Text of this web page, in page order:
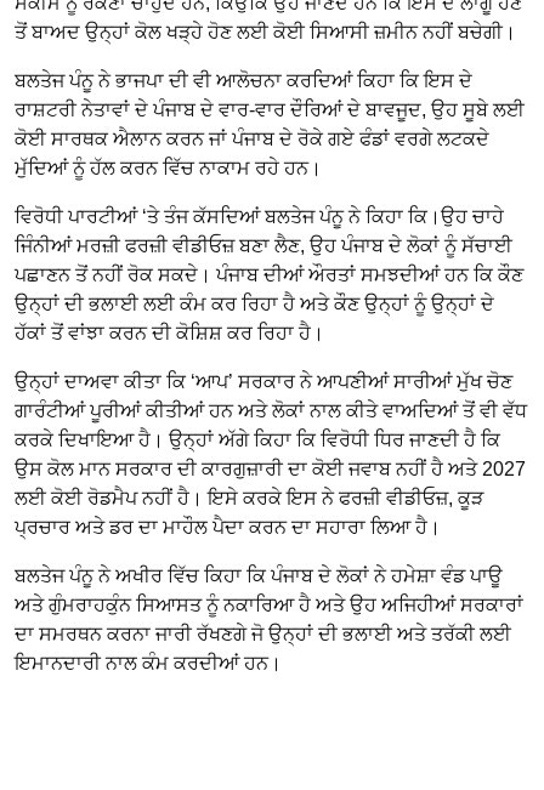
ਤੋਂ ਬਾਅਦ ਉਨ੍ਹਾਂ ਕੋਲ ਖੜ੍ਹੇ ਹੋਣ ਲਈ ਕੋਈ ਸਿਆਸੀ ਜ਼ਮੀਨ ਨਹੀਂ ਬਚੇਗੀ।
ਬਲਤੇਜ ਪੰਨੂ ਨੇ ਭਾਜਪਾ ਦੀ ਵੀ ਆਲੋਚਨਾ ਕਰਦਿਆਂ ਕਿਹਾ ਕਿ ਇਸ ਦੇ
ਰਾਸ਼ਟਰੀ ਨੇਤਾਵਾਂ ਦੇ ਪੰਜਾਬ ਦੇ ਵਾਰ-ਵਾਰ ਦੌਰਿਆਂ ਦੇ ਬਾਵਜੂਦ, ਉਹ ਸੂਬੇ ਲਈ
ਕੋਈ ਸਾਰਥਕ ਐਲਾਨ ਕਰਨ ਜਾਂ ਪੰਜਾਬ ਦੇ ਰੋਕੇ ਗਏ ਫੰਡਾਂ ਵਰਗੇ ਲਟਕਦੇ
ਮੁੱਦਿਆਂ ਨੂੰ ਹੱਲ ਕਰਨ ਵਿੱਚ ਨਾਕਾਮ ਰਹੇ ਹਨ।
ਵਿਰੋਧੀ ਪਾਰਟੀਆਂ ‘ਤੇ ਤੰਜ ਕੱਸਦਿਆਂ ਬਲਤੇਜ ਪੰਨੂ ਨੇ ਕਿਹਾ ਕਿ।ਉਹ ਚਾਹੇ
ਜਿੰਨੀਆਂ ਮਰਜ਼ੀ ਫਰਜ਼ੀ ਵੀਡੀਓਜ਼ ਬਣਾ ਲੈਣ, ਉਹ ਪੰਜਾਬ ਦੇ ਲੋਕਾਂ ਨੂੰ ਸੱਚਾਈ
ਪਛਾਣਨ ਤੋਂ ਨਹੀਂ ਰੋਕ ਸਕਦੇ। ਪੰਜਾਬ ਦੀਆਂ ਔਰਤਾਂ ਸਮਝਦੀਆਂ ਹਨ ਕਿ ਕੌਣ
ਉਨ੍ਹਾਂ ਦੀ ਭਲਾਈ ਲਈ ਕੰਮ ਕਰ ਰਿਹਾ ਹੈ ਅਤੇ ਕੌਣ ਉਨ੍ਹਾਂ ਨੂੰ ਉਨ੍ਹਾਂ ਦੇ
ਹੱਕਾਂ ਤੋਂ ਵਾਂਝਾ ਕਰਨ ਦੀ ਕੋਸ਼ਿਸ਼ ਕਰ ਰਿਹਾ ਹੈ।
ਉਨ੍ਹਾਂ ਦਾਅਵਾ ਕੀਤਾ ਕਿ ‘ਆਪ’ ਸਰਕਾਰ ਨੇ ਆਪਣੀਆਂ ਸਾਰੀਆਂ ਮੁੱਖ ਚੋਣ
ਗਾਰੰਟੀਆਂ ਪੂਰੀਆਂ ਕੀਤੀਆਂ ਹਨ ਅਤੇ ਲੋਕਾਂ ਨਾਲ ਕੀਤੇ ਵਾਅਦਿਆਂ ਤੋਂ ਵੀ ਵੱਧ
ਕਰਕੇ ਦਿਖਾਇਆ ਹੈ। ਉਨ੍ਹਾਂ ਅੱਗੇ ਕਿਹਾ ਕਿ ਵਿਰੋਧੀ ਧਿਰ ਜਾਣਦੀ ਹੈ ਕਿ
ਉਸ ਕੋਲ ਮਾਨ ਸਰਕਾਰ ਦੀ ਕਾਰਗੁਜ਼ਾਰੀ ਦਾ ਕੋਈ ਜਵਾਬ ਨਹੀਂ ਹੈ ਅਤੇ 2027
ਲਈ ਕੋਈ ਰੋਡਮੈਪ ਨਹੀਂ ਹੈ। ਇਸੇ ਕਰਕੇ ਇਸ ਨੇ ਫਰਜ਼ੀ ਵੀਡੀਓਜ਼, ਕੂੜ
ਪ੍ਰਚਾਰ ਅਤੇ ਡਰ ਦਾ ਮਾਹੌਲ ਪੈਦਾ ਕਰਨ ਦਾ ਸਹਾਰਾ ਲਿਆ ਹੈ।
ਬਲਤੇਜ ਪੰਨੂ ਨੇ ਅਖੀਰ ਵਿੱਚ ਕਿਹਾ ਕਿ ਪੰਜਾਬ ਦੇ ਲੋਕਾਂ ਨੇ ਹਮੇਸ਼ਾ ਵੰਡ ਪਾਊ
ਅਤੇ ਗੁੰਮਰਾਹਕੁੰਨ ਸਿਆਸਤ ਨੂੰ ਨਕਾਰਿਆ ਹੈ ਅਤੇ ਉਹ ਅਜਿਹੀਆਂ ਸਰਕਾਰਾਂ
ਦਾ ਸਮਰਥਨ ਕਰਨਾ ਜਾਰੀ ਰੱਖਣਗੇ ਜੋ ਉਨ੍ਹਾਂ ਦੀ ਭਲਾਈ ਅਤੇ ਤਰੱਕੀ ਲਈ
ਇਮਾਨਦਾਰੀ ਨਾਲ ਕੰਮ ਕਰਦੀਆਂ ਹਨ।